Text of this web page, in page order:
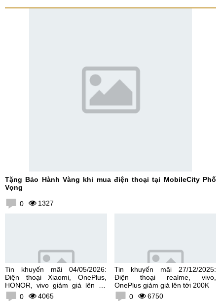
Tặng Bảo Hành Vàng khi mua điện thoại tại MobileCity Phố
Vọng
0 1327
Tin khuyến mãi 04/05/2026:
Điện thoại Xiaomi, OnePlus,
HONOR, vivo giảm giá lên tới
300K0 4065
Tin khuyến mãi 27/12/2025:
Điện thoại realme, vivo,
OnePlus giảm giá lên tới 200K
0
6750